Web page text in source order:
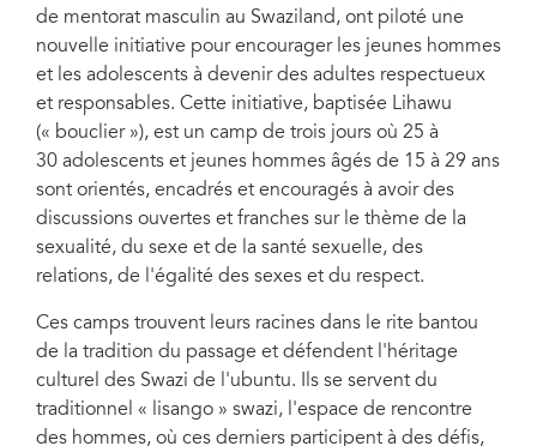
de mentorat masculin au Swaziland, ont piloté une
nouvelle initiative pour encourager les jeunes hommes
et les adolescents à devenir des adultes respectueux
et responsables. Cette initiative, baptisée Lihawu
(« bouclier »), est un camp de trois jours où 25 à
30 adolescents et jeunes hommes âgés de 15 à 29 ans
sont orientés, encadrés et encouragés à avoir des
discussions ouvertes et franches sur le thème de la
sexualité, du sexe et de la santé sexuelle, des
relations, de l'égalité des sexes et du respect.
Ces camps trouvent leurs racines dans le rite bantou
de la tradition du passage et défendent l'héritage
culturel des Swazi de l'ubuntu. Ils se servent du
traditionnel « lisango » swazi, l'espace de rencontre
des hommes, où ces derniers participent à des défis,